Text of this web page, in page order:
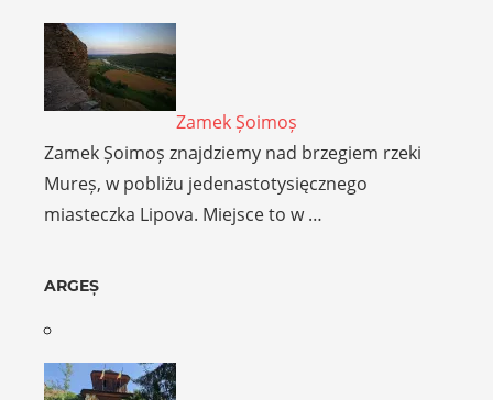
Zamek Șoimoș
Zamek Șoimoș znajdziemy nad brzegiem rzeki
Mureș, w pobliżu jedenastotysięcznego
miasteczka Lipova. Miejsce to w …
ARGEȘ